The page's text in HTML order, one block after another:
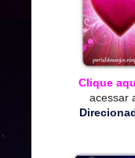
Clique
acessar